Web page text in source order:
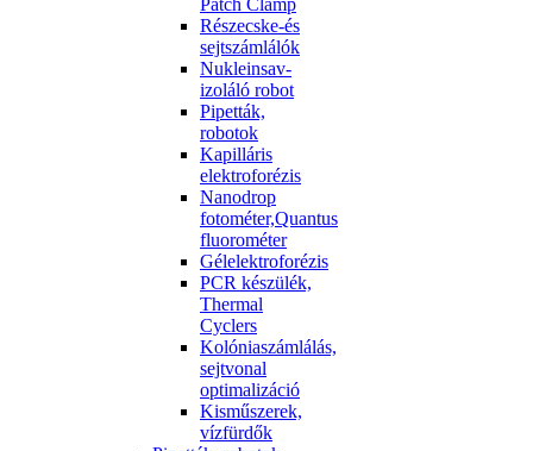
Részecske-és
sejtszámlálók
Nukleinsav-
izoláló robot
Pipetták,
robotok
Kapilláris
elektroforézis
Nanodrop
fotométer,Quantus
fluorométer
Gélelektroforézis
PCR készülék,
Thermal
Cyclers
Kolóniaszámlálás,
sejtvonal
optimalizáció
Kisműszerek,
vízfürdők